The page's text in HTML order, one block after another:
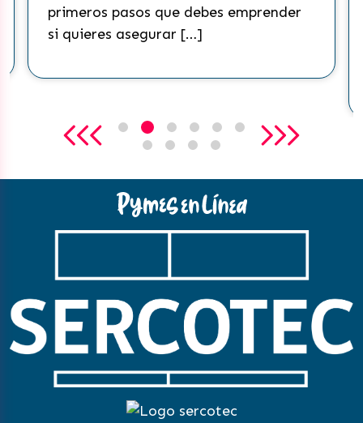
primeros pasos que debes emprender
si quieres asegurar […]